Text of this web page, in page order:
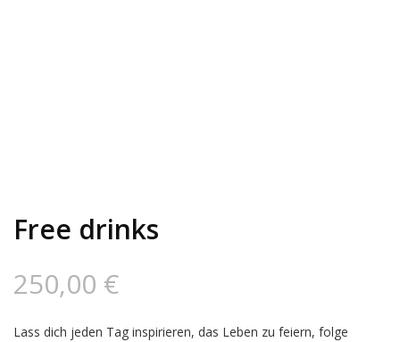
Free drinks
250,00 €
Lass dich jeden Tag inspirieren, das Leben zu feiern, folge